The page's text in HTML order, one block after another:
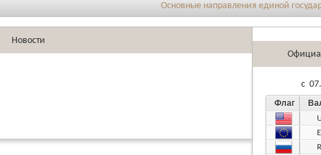
Основные направления единой
Новости
c
Флаг